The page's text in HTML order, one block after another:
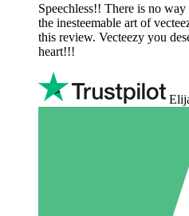
Speechless!! There is no
the inesteemable art of
this review. Vecteezy you
heart!!!